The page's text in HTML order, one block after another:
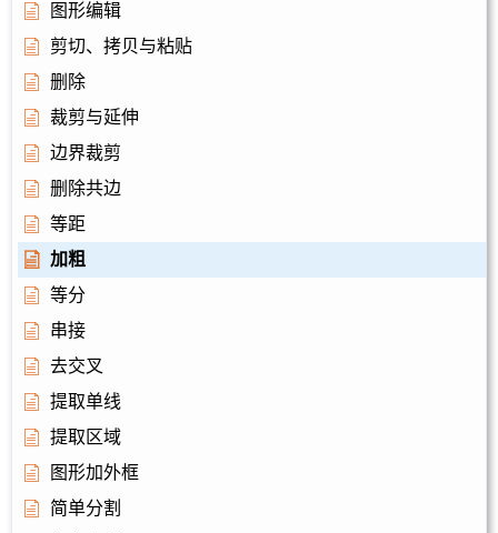
图形编辑
剪切、拷贝与粘贴
删除
裁剪与延伸
边界裁剪
删除共边
等距
加粗
等分
串接
去交叉
提取单线
提取区域
图形加外框
简单分割